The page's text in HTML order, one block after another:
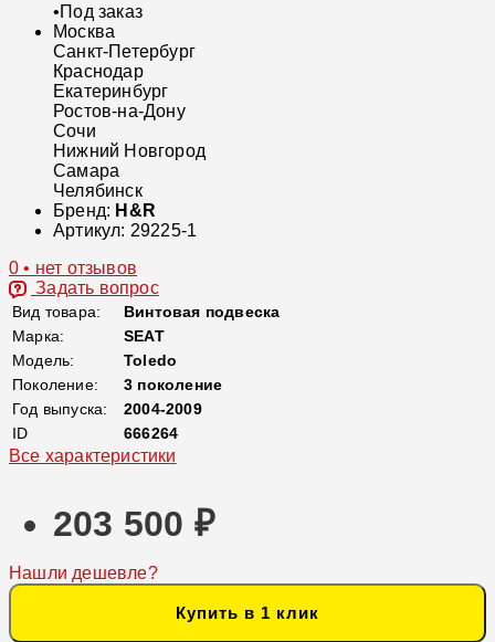
•Под заказ
Москва
Санкт-Петербург
Краснодар
Екатеринбург
Ростов-на-Дону
Сочи
Нижний Новгород
Самара
Челябинск
Бренд: H&R
Артикул: 29225-1
0 • нет отзывов
Задать вопрос
Вид товара:
Винтовая подвеска
Марка:
SEAT
Модель:
Toledo
Поколение:
3 поколение
Год выпуска:
2004-2009
ID
666264
Все характеристики
203 500 ₽
Нашли дешевле?
Купить в 1 клик